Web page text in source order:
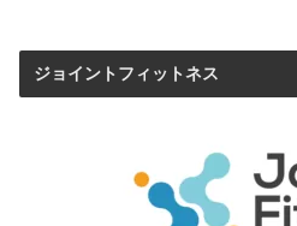
ジョイントフィットネス